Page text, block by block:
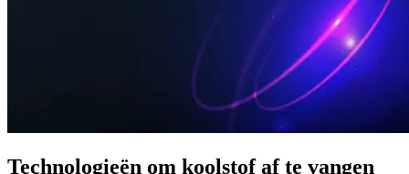
Technologieën om koolstof af te vangen